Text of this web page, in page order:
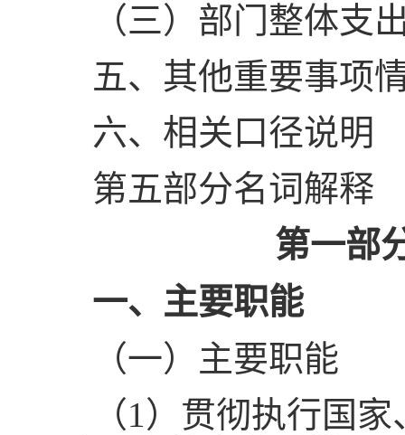
（三）部门整体支
五、其他重要事项
六、相关口径说明
第五部分名词解释
第一部
一、主要职能
（一）主要职能
（1）贯彻执行国